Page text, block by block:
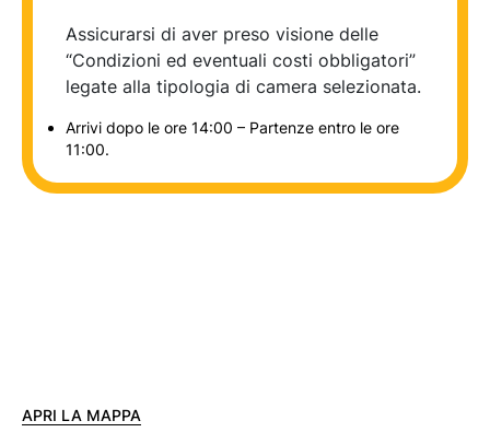
APRI LA MAPPA
Assicurarsi di aver preso visione delle
“Condizioni ed eventuali costi obbligatori”
legate alla tipologia di camera selezionata.
Arrivi dopo le ore 14:00 – Partenze entro le ore
11:00.